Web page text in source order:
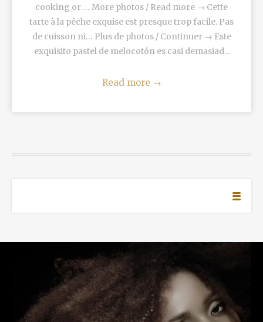
cooking or … More photos / Read more → Cette
tarte à la pêche exquise est presque trop facile. Pas
de cuisson ni… Plus de photos / Continuer → Este
exquisito pastel de melocotón es casi demasiad...
Read more →